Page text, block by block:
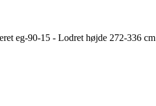
eg-90-15 - Lodret højde 272-336 cm